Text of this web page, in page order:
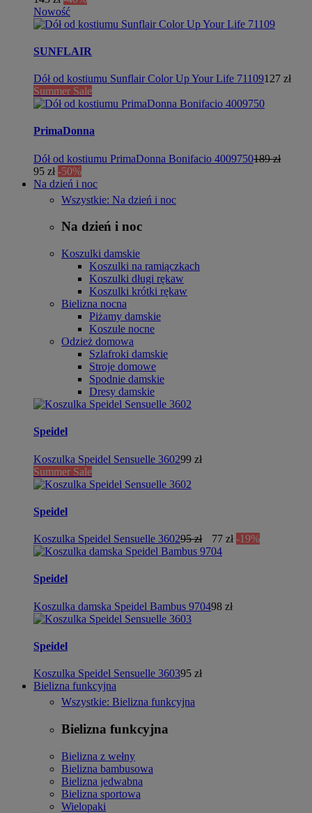
Nowość
SUNFLAIR
Dół od kostiumu Sunflair Color Up Your Life 71109127 zł
Summer Sale
PrimaDonna
Dół od kostiumu PrimaDonna Bonifacio 4009750189 zł
95 zł -50%
Na dzień i noc
Wszystkie: Na dzień i noc
Na dzień i noc
Koszulki damskie
Koszulki na ramiączkach
Koszulki długi rękaw
Koszulki krótki rękaw
Bielizna nocna
Piżamy damskie
Koszule nocne
Odzież domowa
Szlafroki damskie
Stroje domowe
Spodnie damskie
Dresy damskie
Speidel
Koszulka Speidel Sensuelle 360299 zł
Summer Sale
Speidel
Koszulka Speidel Sensuelle 360295 zł 77 zł -19%
Speidel
Koszulka damska Speidel Bambus 970498 zł
Speidel
Koszulka Speidel Sensuelle 360395 zł
Bielizna funkcyjna
Wszystkie: Bielizna funkcyjna
Bielizna funkcyjna
Bielizna z wełny
Bielizna bambusowa
Bielizna jedwabna
Bielizna sportowa
Wielopaki